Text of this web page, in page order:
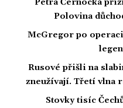
Petra Černocká
Polovina
McGregor po
Rusové přišli na
zneužívají. Třetí vlna
Stovky tisíc